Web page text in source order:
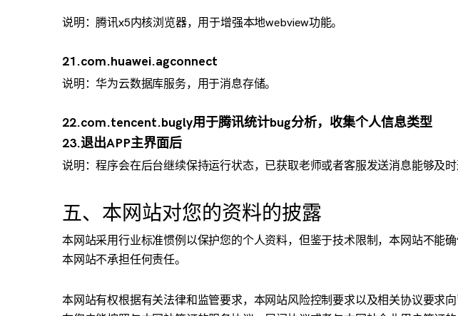
说明：腾讯x5内核浏览器，用于增强本地webview功能。
21.com.huawei.agconnect
说明：华为云数据库服务，用于消息存储。
22.com.tencent.bugly用于腾讯统计bug分析，收集个人信息类型
23.退出APP主界面后
说明：程序会在后台继续保持运行状态，已获取老师或者客服发送消息能够及时
五、本网站对您的资料的披露
本网站采用行业标准惯例以保护您的个人资料，但鉴于技术限制，本网站不能
本网站不承担任何责任。
本网站有权根据有关法律和监管要求，本网站风险控制要求以及相关协议要求